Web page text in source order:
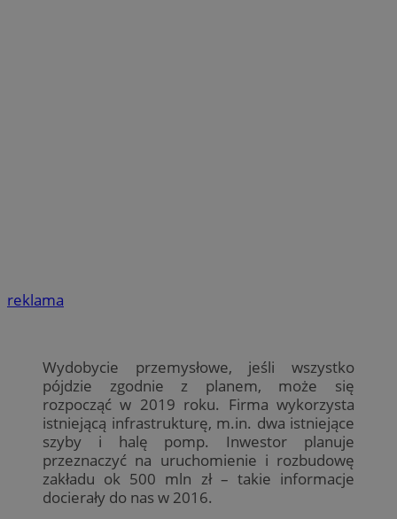
reklama
Wydobycie przemysłowe, jeśli wszystko
pójdzie zgodnie z planem, może się
rozpocząć w 2019 roku. Firma wykorzysta
istniejącą infrastrukturę, m.in. dwa istniejące
szyby i halę pomp. Inwestor planuje
przeznaczyć na uruchomienie i rozbudowę
zakładu ok 500 mln zł – takie informacje
docierały do nas w 2016.